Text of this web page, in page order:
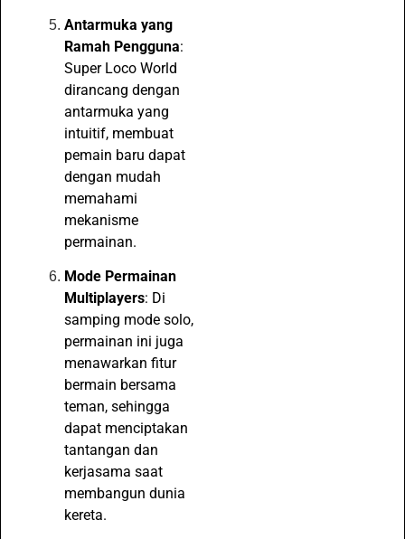
Antarmuka yang
Ramah Pengguna:
Super Loco World
dirancang dengan
antarmuka yang
intuitif, membuat
pemain baru dapat
dengan mudah
memahami
mekanisme
permainan.
Mode Permainan
Multiplayers: Di
samping mode solo,
permainan ini juga
menawarkan fitur
bermain bersama
teman, sehingga
dapat menciptakan
tantangan dan
kerjasama saat
membangun dunia
kereta.